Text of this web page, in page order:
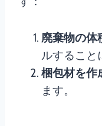
廃棄物の体
ルすること
梱包材を作
ます。